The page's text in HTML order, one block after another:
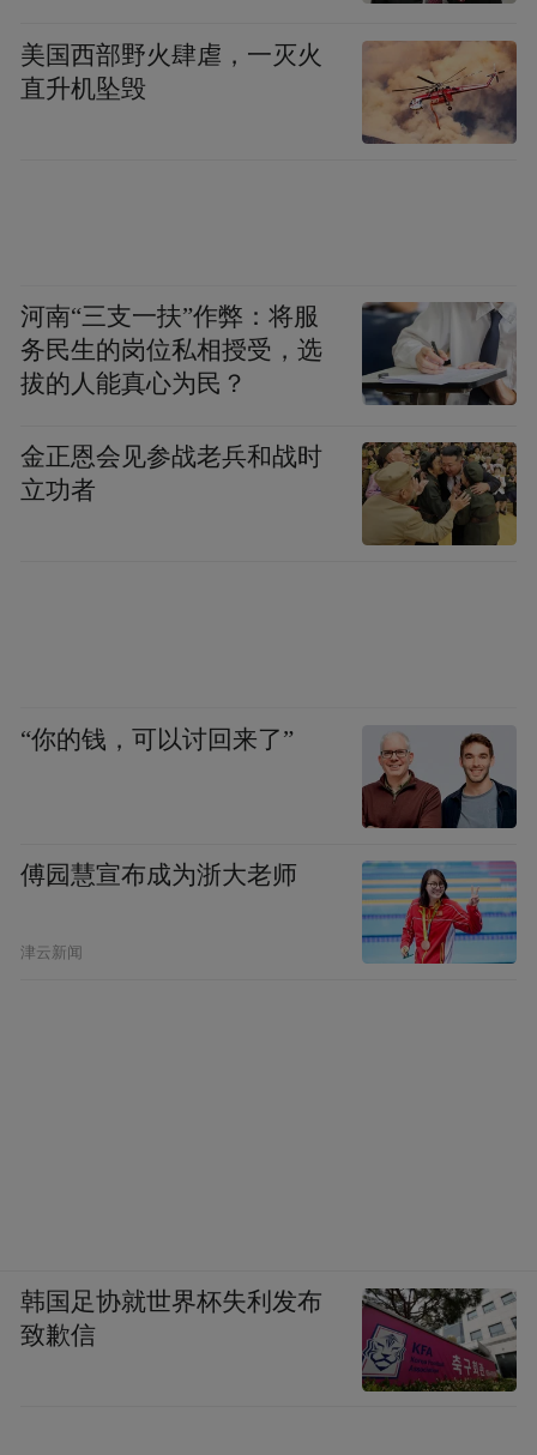
美国西部野火肆虐，一灭火
直升机坠毁
河南“三支一扶”作弊：将服
务民生的岗位私相授受，选
拔的人能真心为民？
金正恩会见参战老兵和战时
立功者
“你的钱，可以讨回来了”
傅园慧宣布成为浙大老师
津云新闻
韩国足协就世界杯失利发布
致歉信